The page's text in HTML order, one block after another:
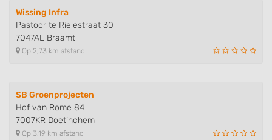
Wissing Infra
Pastoor te Rielestraat 30
7047AL Braamt
Op 2,73 km afstand
SB Groenprojecten
Hof van Rome 84
7007KR Doetinchem
Op 3,19 km afstand